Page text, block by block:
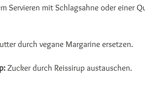
Servieren mit Schlagsahne oder einer
durch vegane Margarine ersetzen.
Zucker durch Reissirup austauschen.